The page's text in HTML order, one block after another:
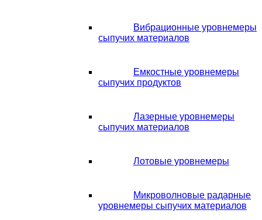
Вибрационные уровнемеры
сыпучих материалов
Емкостные уровнемеры
сыпучих продуктов
Лазерные уровнемеры
сыпучих материалов
Лотовые уровнемеры
Микроволновые радарные
уровнемеры сыпучих материалов